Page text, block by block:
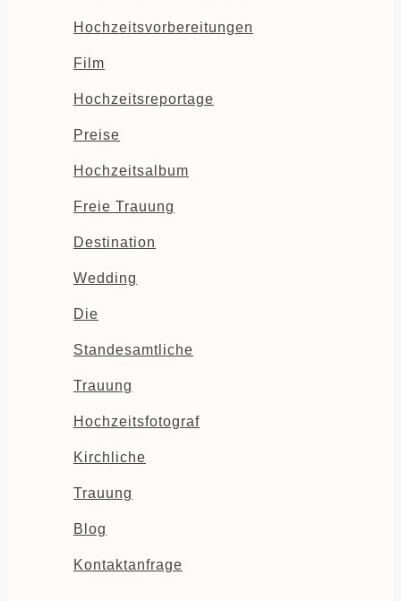
Hochzeitsvorbereitungen
Film
Hochzeitsreportage
Preise
Hochzeitsalbum
Freie Trauung
Destination
Wedding
Die
Standesamtliche
Trauung
Hochzeitsfotograf
Kirchliche
Trauung
Blog
Kontaktanfrage